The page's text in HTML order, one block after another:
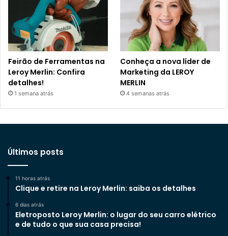
Feirão de Ferramentas na
Leroy Merlin: Confira
detalhes!
1 semana atrás
Conheça a nova líder de
Marketing da LEROY
MERLIN
4 semanas atrás
Últimos posts
11 horas atrás
Clique e retire na Leroy Merlin: saiba os detalhes
6 dias atrás
Eletroposto Leroy Merlin: o lugar do seu carro elétrico
e de tudo o que sua casa precisa!